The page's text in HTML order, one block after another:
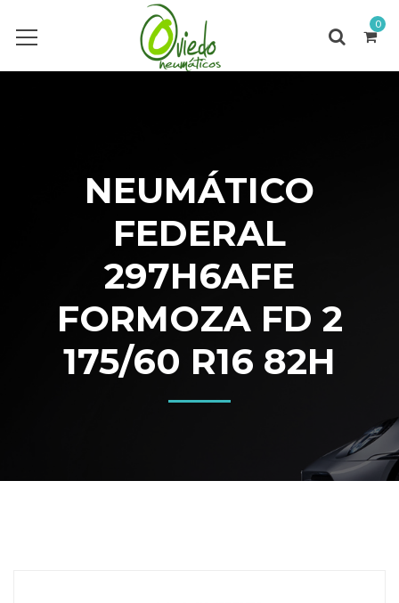
0
NEUMÁTICO
FEDERAL
297H6AFE
FORMOZA FD 2
175/60 R16 82H